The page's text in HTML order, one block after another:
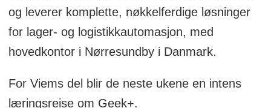
og leverer komplette, nøkkelferdige løsninger
for lager- og logistikkautomasjon, med
hovedkontor i Nørresundby i Danmark.
For Viems del blir de neste ukene en intens
læringsreise om Geek+.